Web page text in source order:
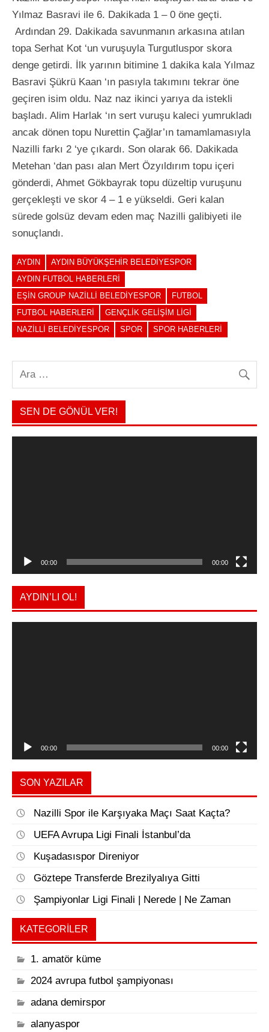
Yılmaz Basravi ile 6. Dakikada 1 – 0 öne geçti.
Ardından 29. Dakikada savunmanın arkasına atılan
topa Serhat Kot ‘un vuruşuyla Turgutluspor skora
denge getirdi. İlk yarının bitimine 1 dakika kala Yılmaz
Basravi Şükrü Kaan ‘ın pasıyla takımını tekrar öne
geçiren isim oldu. Naz naz ikinci yarıya da istekli
başladı. Alim Harlak ‘ın sert vuruşu kaleci yumrukladı
ancak dönen topu Nurettin Çağlar’ın tamamlamasıyla
Nazilli farkı 2 ‘ye çıkardı. Son olarak 66. Dakikada
Metehan ‘dan pası alan Mert Özyıldırım topu içeri
gönderdi, Ahmet Gökbayrak topu düzeltip vuruşunu
gerçekleşti ve skor 4 – 1 e yükseldi. Geri kalan
sürede golsüz devam eden maç Nazilli galibiyeti ile
sonuçlandı.
AYDIN
AYDIN BÜYÜKŞEHIR BELEDIYESPOR
AYDIN FUTBOL HABERLERI
EŞIN GROUP NAZILLI BELEDIYESPOR
FUTBOL
FUTBOL HABERLERI
GENÇLIK GELIŞIM LIGI
NAZILLI BELEDIYESPOR
SPOR SPOR HABERLERI
SEN DE GÖNÜL VER!
Video
00:00 00:00
AYDIN’LI OL!
Video
00:00 00:00
SON YAZILAR
Nazilli Spor ile Karşıyaka Maçı Saat Kaçta?
UEFA Avrupa Ligi Finali İstanbul’da
Kuşadasıspor Direniyor
Göztepe Transferde Brezilyalıya Gitti
Şampiyonlar Ligi Finali | Nerede | Ne Zaman
KATEGORILER
1. amatör küme
2024 avrupa futbol şampiyonası
adana demirspor
alanyaspor